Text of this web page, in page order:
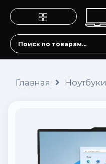
Главная Ноутбуки